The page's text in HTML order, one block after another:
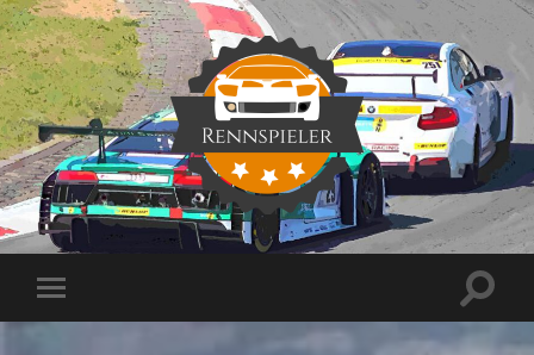
Rennspieler
Mobile-
Menü